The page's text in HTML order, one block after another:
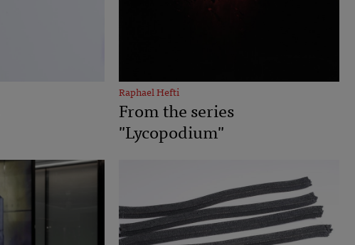
Raphael Hefti
From the series
"Lycopodium"